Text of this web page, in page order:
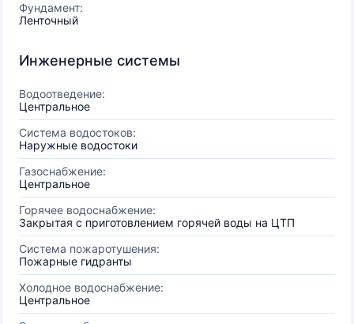
Фундамент:
Ленточный
Инженерные системы
Водоотведение:
Центральное
Система водостоков:
Наружные водостоки
Газоснабжение:
Центральное
Горячее водоснабжение:
Закрытая с приготовлением горячей воды на ЦТП
Система пожаротушения:
Пожарные гидранты
Холодное водоснабжение:
Центральное